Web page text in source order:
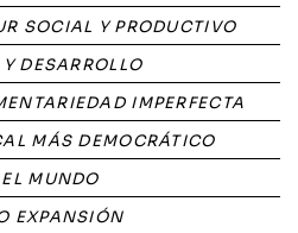
SOCIAL Y PRODUCTIVO
DESARROLLO
IMPERFECTA
MÁS DEMOCRÁTICO
MUNDO
EXPANSIÓN